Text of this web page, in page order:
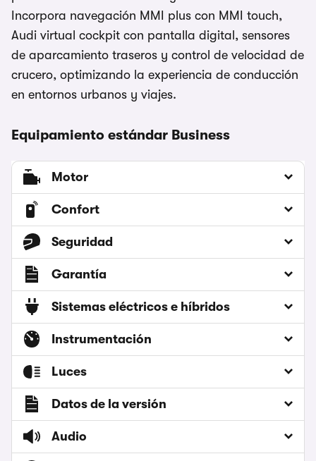
Incorpora navegación MMI plus con MMI touch,
Audi virtual cockpit con pantalla digital, sensores
de aparcamiento traseros y control de velocidad de
crucero, optimizando la experiencia de conducción
en entornos urbanos y viajes.
Equipamiento estándar Business
Motor
Confort
Seguridad
Garantía
Sistemas eléctricos e híbridos
Instrumentación
Luces
Datos de la versión
Audio